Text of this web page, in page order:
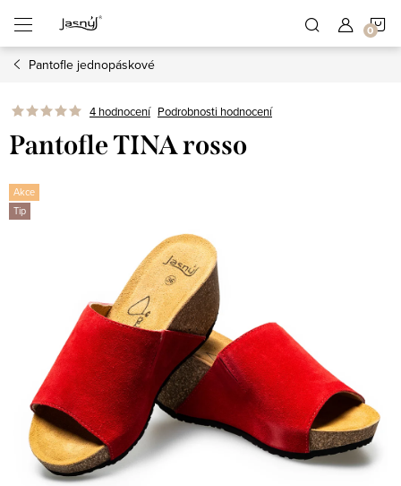
obsah
Pantofle jednopáskové
4 hodnocení Podrobnosti hodnocení
Pantofle TINA rosso
Akce
Tip